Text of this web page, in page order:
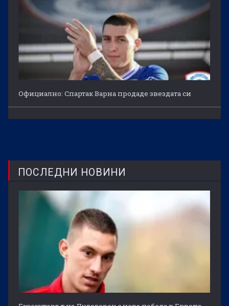
Официално: Спартак Варна продаде звездата си
ПОСЛЕДНИ НОВИНИ